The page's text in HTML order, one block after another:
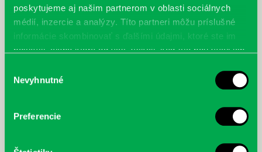
poskytujeme aj našim partnerom v oblasti sociálnych
médií, inzercie a analýzy. Títo partneri môžu príslušné
informácie skombinovať s ďalšími údajmi, ktoré ste im
poskytli, alebo ktoré od vás získali, keď ste používali ich
súhlasu
Nevyhnutné
Preferencie
Kelby, Scott: Fotografujeme
krajiny : jak zachytit krásu krajin
na fotografii
Gioia, Ted: Hudba : podvratné
dějiny